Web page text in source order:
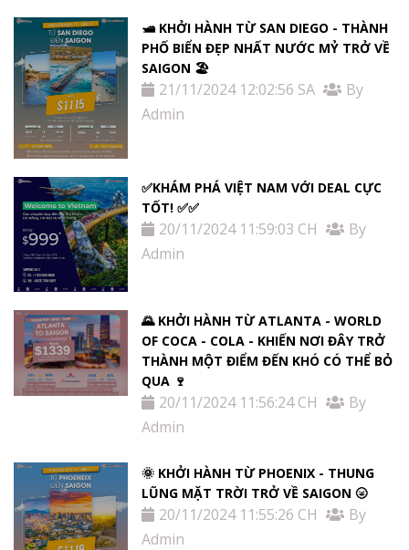
🛥️ KHỞI HÀNH TỪ SAN DIEGO - THÀNH
PHỐ BIỂN ĐẸP NHẤT NƯỚC MỶ TRỞ VỀ
SAIGON 🏖️
21/11/2024 12:02:56 SA
By
Admin
✅KHÁM PHÁ VIỆT NAM VỚI DEAL CỰC
TỐT! ✅✅
20/11/2024 11:59:03 CH
By
Admin
🌄 KHỞI HÀNH TỪ ATLANTA - WORLD
OF COCA - COLA - KHIẾN NƠI ĐÂY TRỞ
THÀNH MỘT ĐIỂM ĐẾN KHÓ CÓ THỂ BỎ
QUA 🍷
20/11/2024 11:56:24 CH
By
Admin
🌞 KHỞI HÀNH TỪ PHOENIX - THUNG
LŨNG MẶT TRỜI TRỞ VỀ SAIGON 🌝
20/11/2024 11:55:26 CH
By
Admin